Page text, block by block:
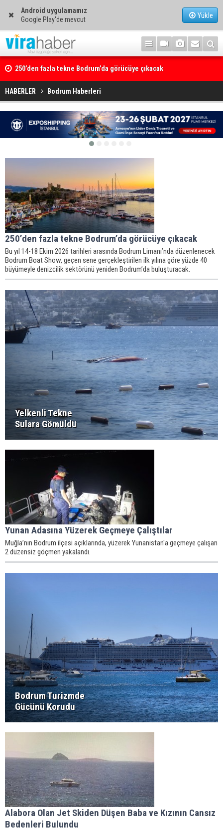
Android uygulamamız
Google Play'de mevcut
Yükle
250’den fazla tekne Bodrum’da görücüye çıkacak
HABERLER Bodrum Haberleri
250’den fazla tekne Bodrum’da görücüye çıkacak
Bu yıl 14-18 Ekim 2026 tarihleri arasında Bodrum Limanı’nda düzenlenecek
Bodrum Boat Show, geçen sene gerçekleştirilen ilk yılına göre yüzde 40
büyümeyle denizcilik sektörünü yeniden Bodrum’da buluşturacak.
Yelkenli Tekne
Sulara Gömüldü
Yunan Adasına Yüzerek Geçmeye Çalıştılar
Muğla’nın Bodrum ilçesi açıklarında, yüzerek Yunanistan'a geçmeye çalışan
2 düzensiz göçmen yakalandı.
Bodrum Turizmde
Gücünü Korudu
Alabora Olan Jet Skiden Düşen Baba ve Kızının Cansız
Bedenleri Bulundu